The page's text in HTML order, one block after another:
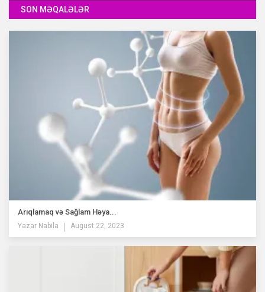
SON MƏQALƏLƏR
Arıqlamaq və Sağlam Həya...
Yazar Nabila August 22, 2023